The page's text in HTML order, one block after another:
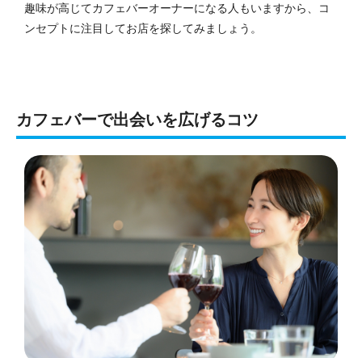
趣味が高じてカフェバーオーナーになる人もいますから、コ
ンセプトに注目してお店を探してみましょう。
カフェバーで出会いを広げるコツ